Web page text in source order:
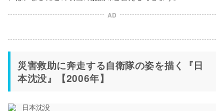
AD
災害救助に奔走する自衛隊の姿を描く『日
本沈没』【2006年】